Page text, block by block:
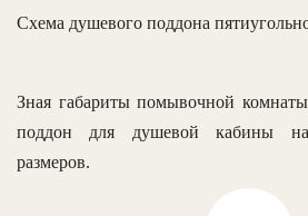
Схема душевого поддона
Зная габариты помывочной
поддон для душевой кабины
размеров.